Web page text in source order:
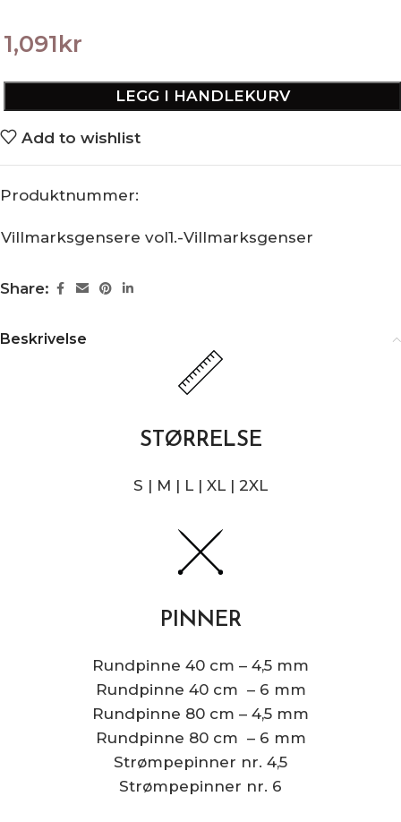
1,091kr
LEGG I HANDLEKURV
Add to wishlist
Produktnummer:
Villmarksgensere vol1.-Villmarksgenser
Share:
Beskrivelse
STØRRELSE
S | M | L | XL | 2XL
PINNER
Rundpinne 40 cm – 4,5 mm
Rundpinne 40 cm – 6 mm
Rundpinne 80 cm – 4,5 mm
Rundpinne 80 cm – 6 mm
Strømpepinner nr. 4,5
Strømpepinner nr. 6